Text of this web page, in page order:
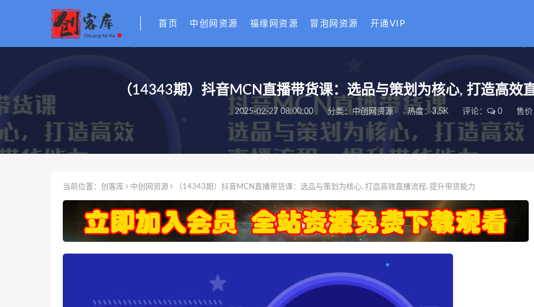
首页 中创网资源 福缘网资源 冒泡网资源 开通VIP
（14343期）抖音MCN直播带货课：选品与策划为核心, 打造高效
2025-02-27 08:00:00 分类： 中创网资源 热度：3.5K 评论： 0 售
当前位置： 创客库 中创网资源 （14343期）抖音MCN直播带货课：选品与策划为核心, 打造高效直播流程, 提升带货能力